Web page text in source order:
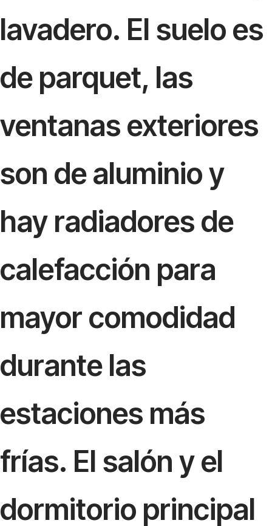
lavadero. El suelo es
de parquet, las
ventanas exteriores
son de aluminio y
hay radiadores de
calefacción para
mayor comodidad
durante las
estaciones más
frías. El salón y el
dormitorio principal